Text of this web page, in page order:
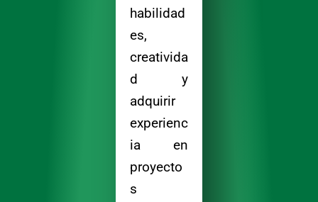
habilidad
es,
creativida
d y
adquirir
experienc
ia en
proyecto
s